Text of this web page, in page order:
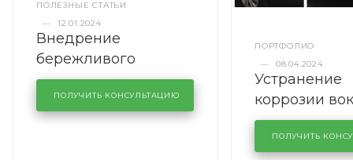
ПОЛЕЗНЫЕ СТАТЬИ
—
12.01.2024
Внедрение
бережливого
производства в
кузовном сервисе
KUTUZOVV
ПОЛУЧИТЬ КОНСУЛЬТАЦИЮ
ПОРТФОЛИО
—
08.04.2024
Устранение
коррозии
лобового
районе
ПОЛУЧИТЬ